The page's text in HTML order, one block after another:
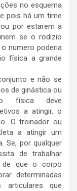
no esquema
pois há um time
por estarem a
se o rodizio
numero poderia
física a grande
e não se
de ginástica ou
física deve
a atingir, o
O treinador ou
a atingir um
Se, por qualquer
de trabalhar
de que o corpo
determinadas
articulares que